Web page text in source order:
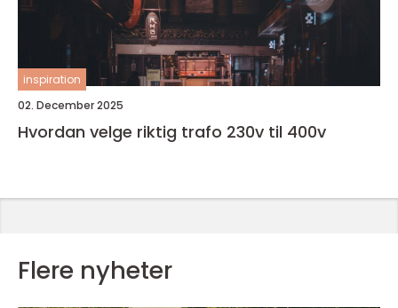
inspiration
02. December 2025
Hvordan velge riktig trafo 230v til 400v
Flere nyheter